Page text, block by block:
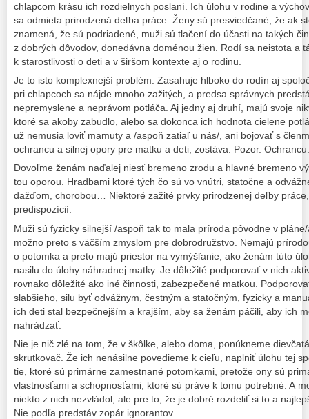
chlapcom krásu ich rozdielnych poslaní. Ich úlohu v rodine a
sa odmieta prirodzená deľba práce. Ženy sú presviedčané, že ak
znamená, že sú podriadené, muži sú tlačení do účasti na takých
z dobrých dôvodov, donedávna doménou žien. Rodí sa neistota a
k starostlivosti o deti a v širšom kontexte aj o rodinu.
Je to isto komplexnejší problém. Zasahuje hlboko do rodín aj
pri chlapcoch sa nájde mnoho zažitých, a predsa správnych
nepremyslene a neprávom potláča. Aj jedny aj druhí, majú svoje
ktoré sa akoby zabudlo, alebo sa dokonca ich hodnota cielene
už nemusia loviť mamuty a /aspoň zatiaľ u nás/, ani bojovať s
ochrancu a silnej opory pre matku a deti, zostáva. Pozor.
Dovoľme ženám naďalej niesť bremeno zrodu a hlavné bremeno
tou oporou. Hradbami ktoré tých čo sú vo vnútri, statočne a
dažďom, chorobou… Niektoré zažité prvky prirodzenej deľby
predispozícií.
Muži sú fyzicky silnejší /aspoň tak to mala príroda pôvodne v
možno preto s väčším zmyslom pre dobrodružstvo. Nemajú
o potomka a preto majú priestor na vymýšľanie, ako ženám túto
nasilu do úlohy náhradnej matky. Je dôležité podporovať v nich
rovnako dôležité ako iné činnosti, zabezpečené matkou.
slabšieho, silu byť odvážnym, čestným a statočným, fyzicky a
ich deti stal bezpečnejším a krajším, aby sa ženám páčili, aby ich
nahrádzať.
Nie je nič zlé na tom, že v škôlke, alebo doma, ponúkneme
skrutkovač. Že ich nenásilne povedieme k cieľu, naplniť úlohu tej
tie, ktoré sú primárne zamestnané potomkami, pretože ony sú
vlastnosťami a schopnosťami, ktoré sú práve k tomu potrebné. A
niekto z nich nezvládol, ale pre to, že je dobré rozdeliť si to a
Nie podľa predstáv zopár ignorantov.